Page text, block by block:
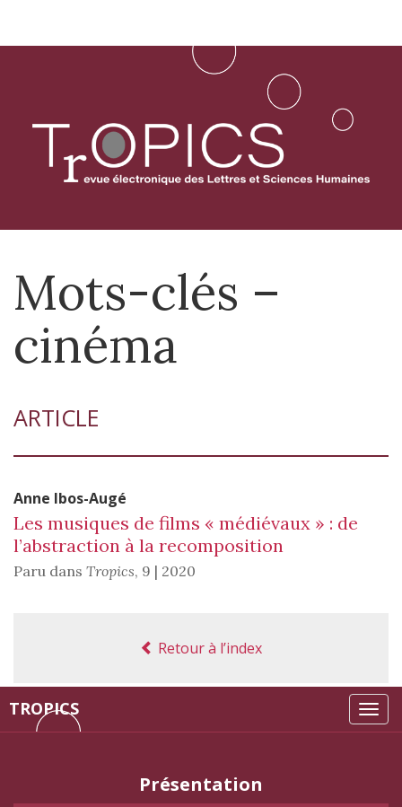
Aller
TROPICS
Mots-clés –
cinéma
ARTICLE
Anne Ibos-Augé
Les musiques de films « médiévaux » : de
l’abstraction à la recomposition
Paru dans Tropics, 9 | 2020
Retour à l’index
Présentation